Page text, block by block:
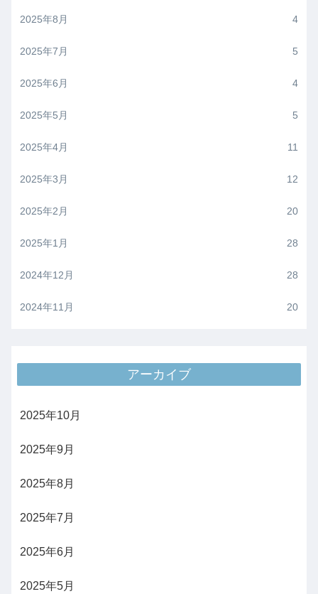
2025年8月 4
2025年7月 5
2025年6月 4
2025年5月 5
2025年4月 11
2025年3月 12
2025年2月 20
2025年1月 28
2024年12月 28
2024年11月 20
アーカイブ
2025年10月
2025年9月
2025年8月
2025年7月
2025年6月
2025年5月